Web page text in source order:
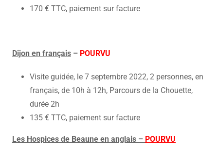
170 € TTC, paiement sur facture
Dijon en français – POURVU
Visite guidée, le 7 septembre 2022, 2 personnes, en
français, de 10h à 12h, Parcours de la Chouette,
durée 2h
135 € TTC, paiement sur facture
Les Hospices de Beaune en anglais – POURVU